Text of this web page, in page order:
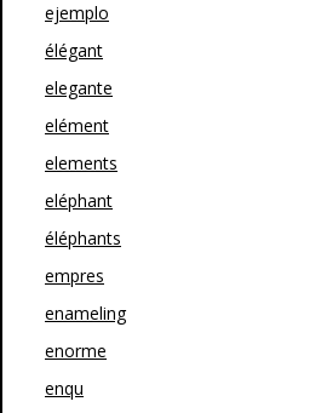
ejemplo
élégant
elegante
elément
elements
eléphant
éléphants
empres
enameling
enorme
enqu